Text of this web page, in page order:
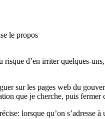
le propos
d’en irriter quelques-
sur les pages web du
que je cherche, puis fermer
lorsque qu’on